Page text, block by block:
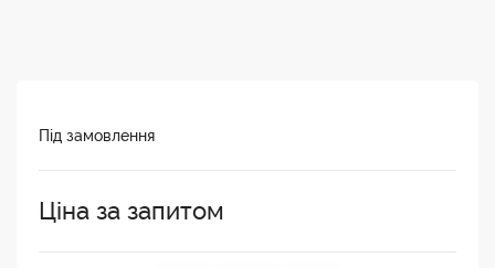
Під замовлення
Ціна за запитом